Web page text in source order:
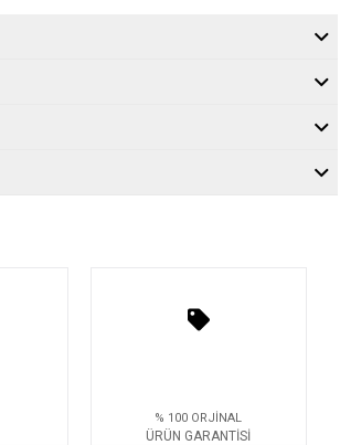
% 100 ORJİNAL
ÜRÜN GARANTİSİ